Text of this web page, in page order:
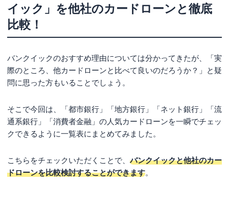
イック」を他社のカードローンと徹底
比較！
バンクイックのおすすめ理由については分かってきたが、「実
際のところ、他カードローンと比べて良いのだろうか？ 」と疑
問に思った方もいることでしょう。
そこで今回は、「都市銀行」「地方銀行」「ネット銀行」「流
通系銀行」「消費者金融」の人気カードローンを一瞬でチェッ
クできるように一覧表にまとめてみました。
こちらをチェックいただくことで、バンクイックと他社のカー
ドローンを比較検討することができます。